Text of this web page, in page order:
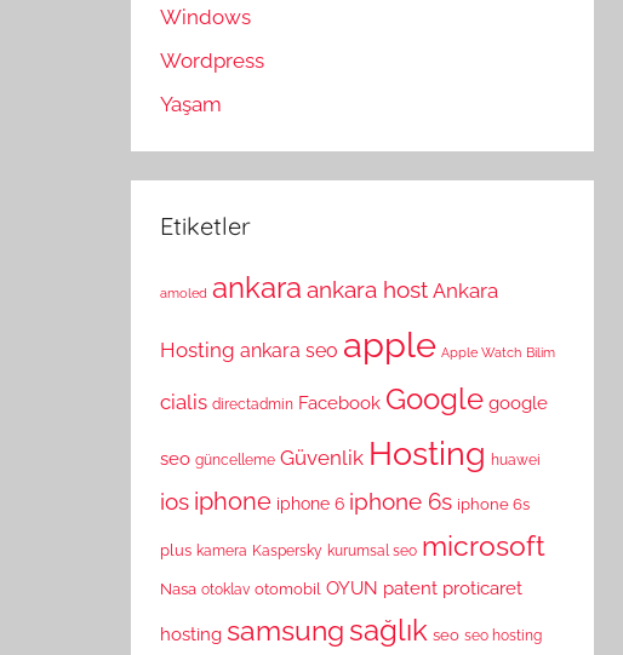
Windows
Wordpress
Yaşam
Etiketler
amoled ankara ankara host Ankara
Hosting ankara seo apple Apple Watch Bilim
cialis directadmin Facebook Google google
seo güncelleme Güvenlik Hosting huawei
ios iphone iphone 6 iphone 6s iphone 6s
plus kamera Kaspersky kurumsal seo microsoft
Nasa otoklav otomobil OYUN patent proticaret
hosting samsung sağlık seo seo hosting